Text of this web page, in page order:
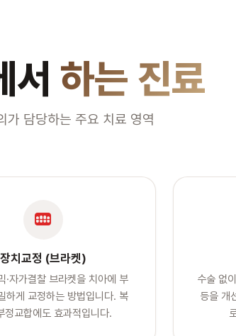
서 하는 진료
가 담당하는 주요 치료 영역
장치교정 (브라켓)
·자가결찰 브라켓을 치아에 부
하게 교정하는 방법입니다. 복
정교합에도 효과적입니다.
수술 없
등을 개